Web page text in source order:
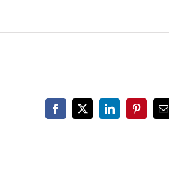
Facebook
X LinkedInPinterest
E-